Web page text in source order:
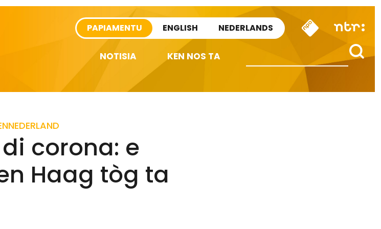
PAPIAMENTU ENGLISH NEDERLANDS
NOTISIA KEN NOS TA
NEDERLAND
corona: e
Haag tòg ta